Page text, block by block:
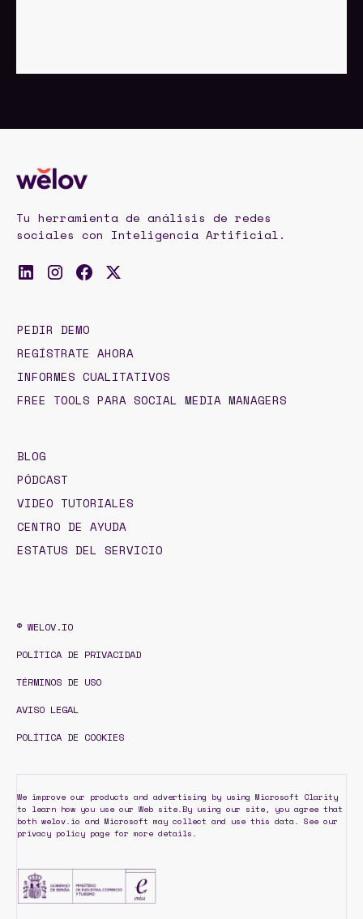
Tu herramienta de análisis de redes
sociales con Inteligencia Artificial.
PEDIR DEMO
REGÍSTRATE AHORA
INFORMES CUALITATIVOS
FREE TOOLS PARA SOCIAL MEDIA MANAGERS
BLOG
PÓDCAST
VIDEO TUTORIALES
CENTRO DE AYUDA
ESTATUS DEL SERVICIO
© WELOV.IO
POLÍTICA DE PRIVACIDAD
TÉRMINOS DE USO
AVISO LEGAL
POLÍTICA DE COOKIES
We improve our products and advertising by using Microsoft Clarity
to learn how you use our Web site.By using our site, you agree that
both welov.io and Microsoft may collect and use this data. See our
privacy policy page for more details.